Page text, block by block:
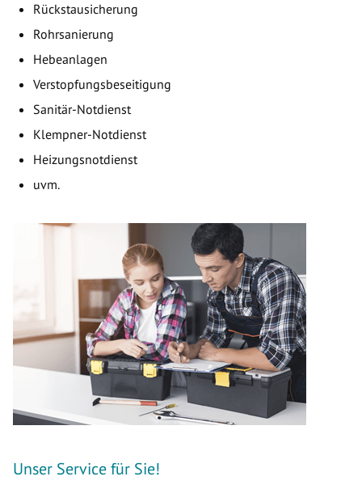
Rückstausicherung
Rohrsanierung
Hebeanlagen
Verstopfungsbeseitigung
Sanitär-Notdienst
Klempner-Notdienst
Heizungsnotdienst
uvm.
Unser Service für Sie!